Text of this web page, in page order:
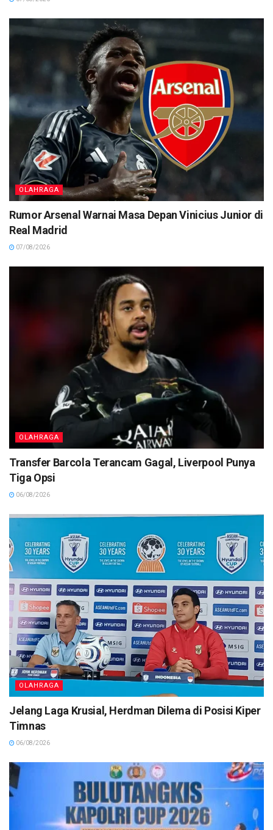
OLAHRAGA
Rumor Arsenal Warnai Masa Depan Vinicius Junior di
Real Madrid
07/08/2026
OLAHRAGA
Transfer Barcola Terancam Gagal, Liverpool Punya
Tiga Opsi
06/08/2026
OLAHRAGA
Jelang Laga Krusial, Herdman Dilema di Posisi Kiper
Timnas
06/08/2026